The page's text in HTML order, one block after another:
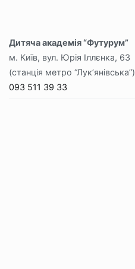
Дитяча академія “Футурум”
м. Київ, вул. Юрія Іллєнка, 63
(станція метро “Лук’янівська”)
093 511 39 33